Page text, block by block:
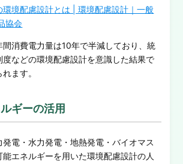
環境配慮設計とは | 環境配慮設計｜一般
協会
間消費電力量は10年で半減しており、統
度などの環境配慮設計を意識した結果で
ます。
ギーの活用
電・水力発電・地熱発電・バイオマス
エネルギーを用いた環境配慮設計の人